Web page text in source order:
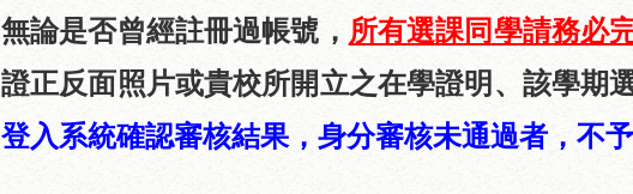
無論是否曾經註冊過帳號， 所有選課同學請務必
證正反面照片或貴校所開立之在學證明、該學期
登入系統確認審核結果，身分審核未通過者，不